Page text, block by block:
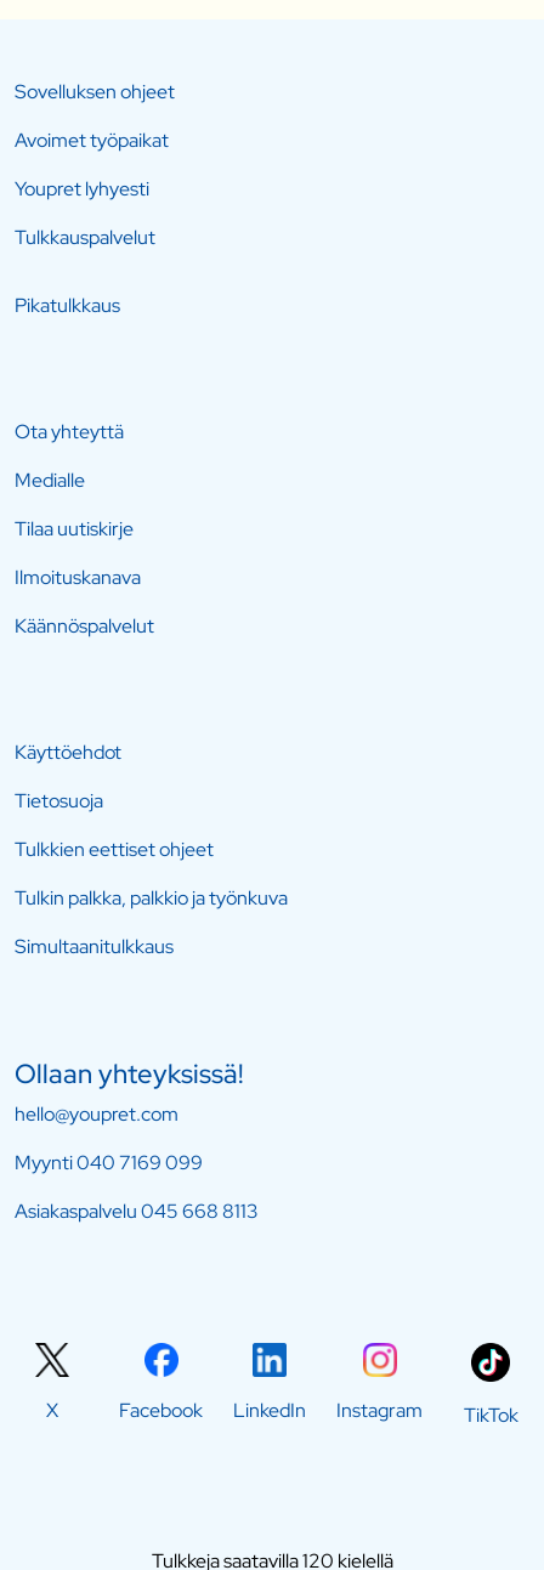
Sovelluksen ohjeet
Avoimet työpaikat
Youpret lyhyesti
Tulkkauspalvelut
Pikatulkkaus
Ota yhteyttä
Medialle
Tilaa uutiskirje
Ilmoituskanava
Käännöspalvelut
Käyttöehdot
Tietosuoja
Tulkkien eettiset ohjeet
Tulkin palkka, palkkio ja työnkuva
Simultaanitulkkaus
Ollaan yhteyksissä!
hello@youpret.com
Myynti040 7169 099
Asiakaspalvelu045 668 8113
X Facebook LinkedIn Instagram TikTok
Tulkkeja saatavilla 120 kielellä